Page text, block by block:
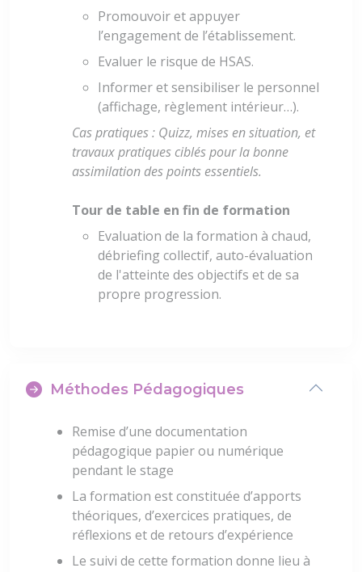
Promouvoir et appuyer
l’engagement de l’établissement.
Evaluer le risque de HSAS.
Informer et sensibiliser le personnel
(affichage, règlement intérieur…).
Cas pratiques : Quizz, mises en situation, et
travaux pratiques ciblés pour la bonne
assimilation des points essentiels.
Tour de table en fin de formation
Evaluation de la formation à chaud,
débriefing collectif, auto-évaluation
de l'atteinte des objectifs et de sa
propre progression.
Méthodes Pédagogiques
Remise d’une documentation
pédagogique papier ou numérique
pendant le stage
La formation est constituée d’apports
théoriques, d’exercices pratiques, de
réflexions et de retours d’expérience
Le suivi de cette formation donne lieu à